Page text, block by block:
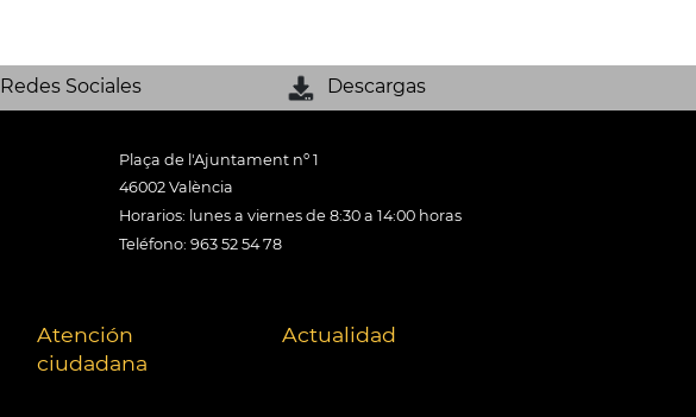
Redes Sociales Descargas
Plaça de l'Ajuntament nº 1
46002 València
Horarios: lunes a viernes de 8:30 a 14:00 horas
Teléfono: 963 52 54 78
Atención
ciudadana
Actualidad